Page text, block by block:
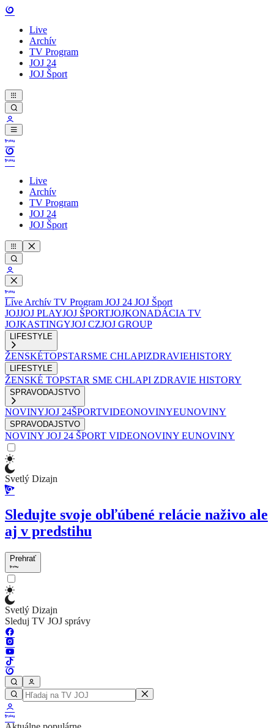
Live
Archív
TV Program
JOJ 24
JOJ Šport
Live
Archív
TV Program
JOJ 24
JOJ Šport
Live Archív TV Program JOJ 24 JOJ Šport
JOJJOJ PLAYJOJ ŠPORTJOJKONADÁCIA TV
JOJKASTINGYJOJ CZJOJ GROUP
LIFESTYLE
ŽENSKÉTOPSTARSME CHLAPIZDRAVIEHISTORY
LIFESTYLE
ŽENSKÉ TOPSTAR SME CHLAPI ZDRAVIE HISTORY
SPRAVODAJSTVO
NOVINYJOJ 24ŠPORTVIDEONOVINYEUNOVINY
SPRAVODAJSTVO
NOVINY JOJ 24 ŠPORT VIDEONOVINY EUNOVINY
Svetlý Dizajn
Sledujte svoje obľúbené relácie naživo ale
aj v predstihu
Prehrať
Svetlý Dizajn
Sleduj TV JOJ správy